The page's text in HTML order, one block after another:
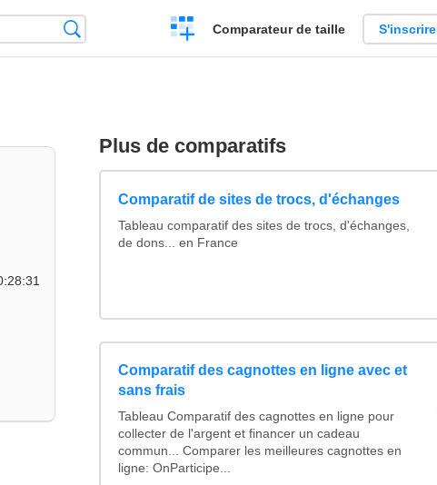
Créer
un
Comparateur de taille S'inscrire
Plus de comparatifs
Comparatif de sites de trocs, d'échanges
Tableau comparatif des sites de trocs, d'échanges,
de dons... en France
Comparatif des cagnottes en ligne avec et
sans frais
Tableau Comparatif des cagnottes en ligne pour
collecter de l'argent et financer un cadeau
commun... Comparer les meilleures cagnottes en
ligne: OnParticipe...